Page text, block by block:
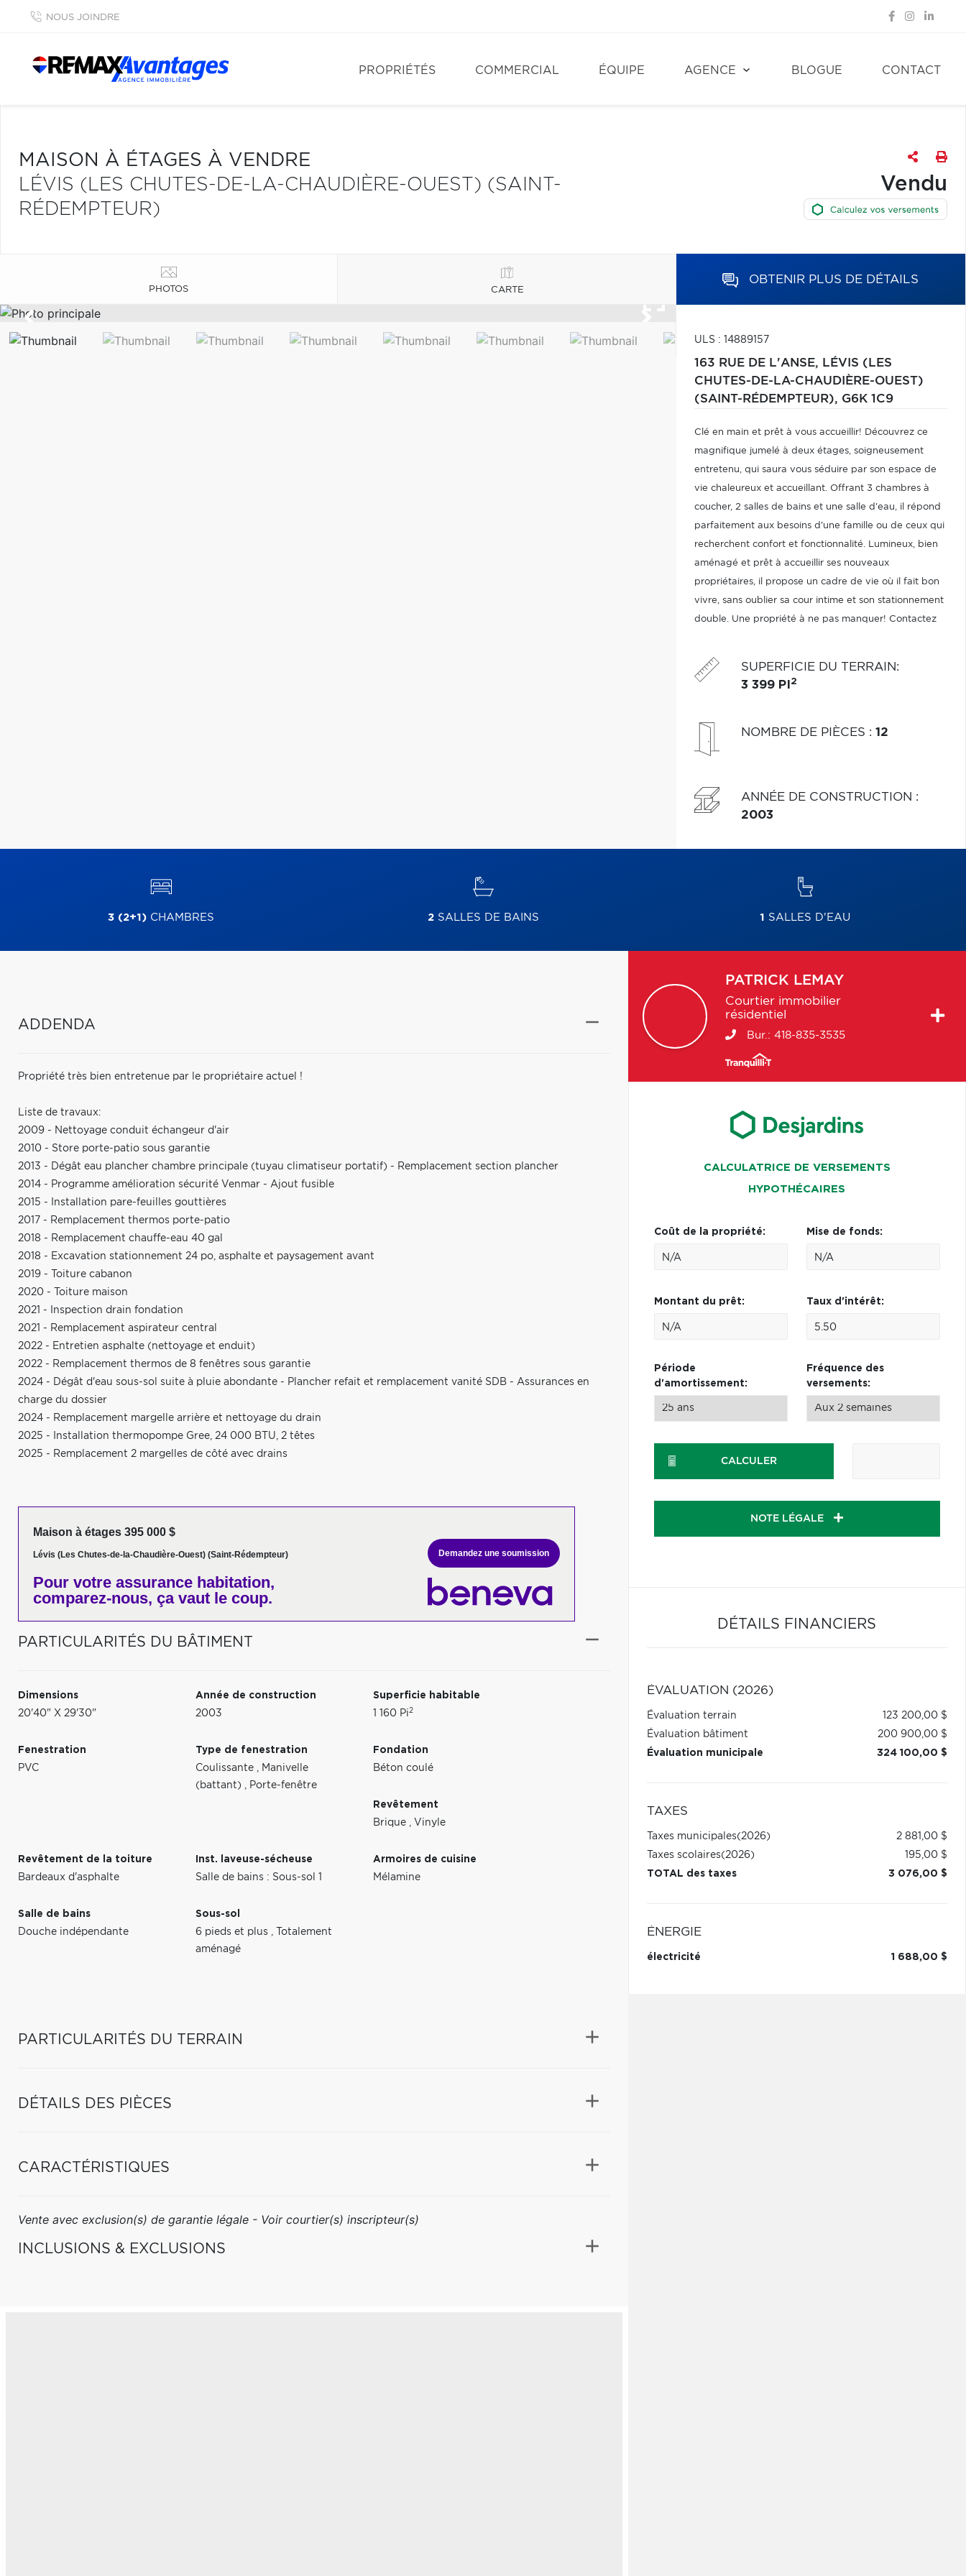
NOUS JOINDRE
PROPRIÉTÉS COMMERCIAL ÉQUIPE AGENCE BLOGUE CONTACT
MAISON À ÉTAGES À VENDRE
LÉVIS (LES CHUTES-DE-LA-CHAUDIÈRE-OUEST) (SAINT-
RÉDEMPTEUR)
Vendu
PHOTOS CARTE
OBTENIR PLUS DE DÉTAILS
ULS : 14889157
163 RUE DE L'ANSE, LÉVIS (LES
CHUTES-DE-LA-CHAUDIÈRE-OUEST)
(SAINT-RÉDEMPTEUR), G6K 1C9
Clé en main et prêt à vous accueillir! Découvrez ce
magnifique jumelé à deux étages, soigneusement
entretenu, qui saura vous séduire par son espace de
vie chaleureux et accueillant. Offrant 3 chambres à
coucher, 2 salles de bains et une salle d'eau, il répond
parfaitement aux besoins d'une famille ou de ceux qui
recherchent confort et fonctionnalité. Lumineux, bien
aménagé et prêt à accueillir ses nouveaux
propriétaires, il propose un cadre de vie où il fait bon
vivre, sans oublier sa cour intime et son stationnement
double. Une propriété à ne pas manquer! Contactez
une visite !
SUPERFICIE DU TERRAIN:
3 399 PI 2
NOMBRE DE PIÈCES : 12
ANNÉE DE CONSTRUCTION :
2003
3 (2+1) CHAMBRES 2SALLES DE BAINS 1 SALLES D'EAU
ADDENDA
Propriété très bien entretenue par le propriétaire actuel !
Liste de travaux:
2009 - Nettoyage conduit échangeur d'air
2010 - Store porte-patio sous garantie
2013 - Dégât eau plancher chambre principale (tuyau climatiseur portatif) - Remplacement section plancher
2014 - Programme amélioration sécurité Venmar - Ajout fusible
2015 - Installation pare-feuilles gouttières
2017 - Remplacement thermos porte-patio
2018 - Remplacement chauffe-eau 40 gal
2018 - Excavation stationnement 24 po, asphalte et paysagement avant
2019 - Toiture cabanon
2020 - Toiture maison
2021 - Inspection drain fondation
2021 - Remplacement aspirateur central
2022 - Entretien asphalte (nettoyage et enduit)
2022 - Remplacement thermos de 8 fenêtres sous garantie
2024 - Dégât d'eau sous-sol suite à pluie abondante - Plancher refait et remplacement vanité SDB - Assurances en
charge du dossier
2024 - Remplacement margelle arrière et nettoyage du drain
2025 - Installation thermopompe Gree, 24 000 BTU, 2 têtes
2025 - Remplacement 2 margelles de côté avec drains
Maison à étages 395 000 $
Lévis (Les Chutes-de-la-Chaudière-Ouest) (Saint-Rédempteur)
Pour votre assurance habitation,
comparez-nous, ça vaut le coup.
Demandez une soumission
PARTICULARITÉS DU BÂTIMENT
Dimensions
20'40" X 29'30"
Année de construction
2003
Superficie habitable
1 160 Pi2
Fenestration
PVC
Type de fenestration
Coulissante , Manivelle
(battant) , Porte-fenêtre
Fondation
Béton coulé
Revêtement
Brique , Vinyle
Revêtement de la toiture
Bardeaux d'asphalte
Inst. laveuse-sécheuse
Salle de bains : Sous-sol 1
Armoires de cuisine
Mélamine
Salle de bains
Douche indépendante
Sous-sol
6 pieds et plus ,
Totalement
aménagé
PARTICULARITÉS DU TERRAIN
DÉTAILS DES PIÈCES
CARACTÉRISTIQUES
Vente avec exclusion(s) de garantie légale - Voir courtier(s) inscripteur(s)
INCLUSIONS & EXCLUSIONS
PATRICK LEMAY
Courtier immobilier
résidentiel
Bur.: 418-835-3535
CALCULATRICE DE VERSEMENTS
HYPOTHÉCAIRES
Coût de la propriété: Mise de fonds:
Montant du prêt: Taux d'intérêt:
Période
d'amortissement:
Fréquence des
versements:
CALCULER
NOTE LÉGALE
DÉTAILS FINANCIERS
ÉVALUATION (2026)
Évaluation terrain
123 200,00 $
Évaluation bâtiment
200 900,00 $
Évaluation municipale
324 100,00 $
TAXES
Taxes municipales(2026)
2 881,00 $
Taxes scolaires(2026)
195,00 $
TOTAL des taxes
3 076,00 $
ÉNERGIE
électricité 1 688,00 $